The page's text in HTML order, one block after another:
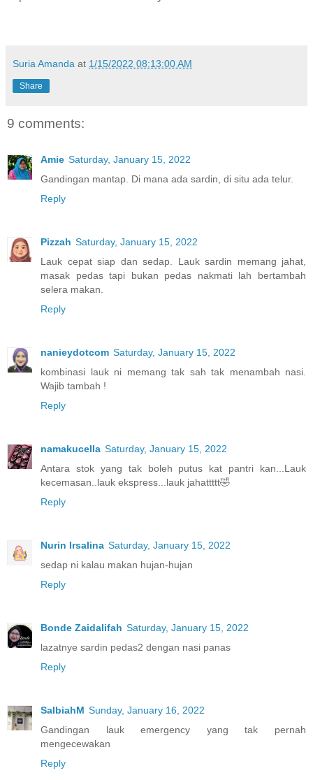
Suria Amanda at 1/15/2022 08:13:00 AM
Share
9 comments:
Amie Saturday, January 15, 2022
Gandingan mantap. Di mana ada sardin, di situ ada telur.
Reply
Pizzah Saturday, January 15, 2022
Lauk cepat siap dan sedap. Lauk sardin memang jahat,
masak pedas tapi bukan pedas nakmati lah bertambah
selera makan.
Reply
nanieydotcom Saturday, January 15, 2022
kombinasi lauk ni memang tak sah tak menambah nasi.
Wajib tambah !
Reply
namakucella Saturday, January 15, 2022
Antara stok yang tak boleh putus kat pantri kan...Lauk
kecemasan..lauk ekspress...lauk jahattttt🤣
Reply
Nurin Irsalina Saturday, January 15, 2022
sedap ni kalau makan hujan-hujan
Reply
Bonde Zaidalifah Saturday, January 15, 2022
lazatnye sardin pedas2 dengan nasi panas
Reply
SalbiahM Sunday, January 16, 2022
Gandingan lauk emergency yang tak pernah
mengecewakan
Reply